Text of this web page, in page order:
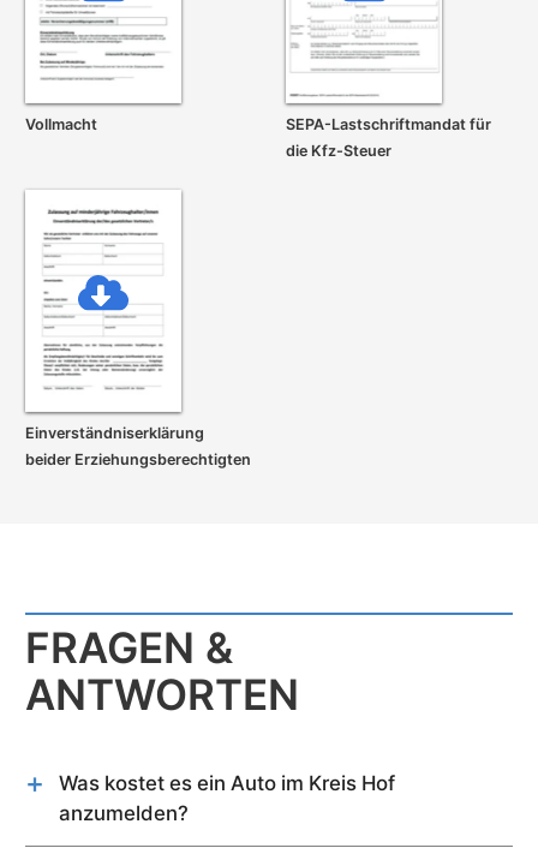
Vollmacht
SEPA-Lastschrift­mandat für
die Kfz-Steuer
Einverständnis­erklärung
beider Erziehungs­berechtigten
FRAGEN &
ANTWORTEN
Was kostet es ein Auto im Kreis Hof
anzumelden?
Kurzfassung: